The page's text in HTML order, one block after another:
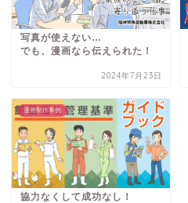
写真が使えない…
でも、漫画なら伝えられた！
2024年7月23日
漫画制作事例
協力なくして成功なし！